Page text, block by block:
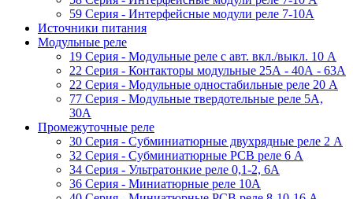
59 Серия - Интерфейсные модули реле 7-10А
Источники питания
Модульные реле
19 Cерия - Модульные реле с авт. вкл./выкл. 10 A
22 Серия - Контакторы модульные 25А - 40А - 63А
22 Серия - Модульные одностабильные реле 20 A
77 Серия - Модульные твердотельные реле 5А,
30А
Промежуточные реле
30 Серия - Субминиатюрные двухрядные реле 2 A
32 Серия - Субминиатюрные PCB реле 6 A
34 Серия - Ультратонкие реле 0,1-2, 6A
36 Серия - Миниатюрные реле 10А